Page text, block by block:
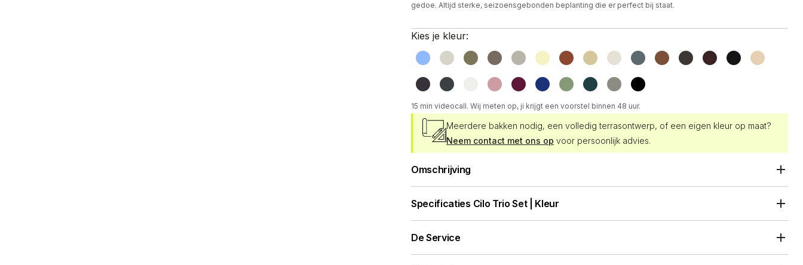
gedoe. Altijd sterke, seizoensgebonden beplanting die er perfect bij staat.
Kies je kleur:
15 min videocall. Wij meten op, ji krijgt een voorstel binnen 48 uur.
Meerdere bakken nodig, een volledig terrasontwerp, of een eigen kleur op maat?
Neem contact met ons op voor persoonlijk advies.
Omschrijving
Specificaties Cilo Trio Set | Kleur
CILO 80
De Service